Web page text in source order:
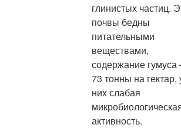
глинистых частиц.
почвы бедны
питательными
веществами,
содержание гумуса
73 тонны на гектар,
них слабая
активность.